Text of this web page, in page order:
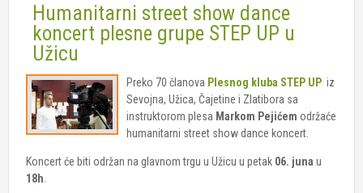
Volonteri
Foto
Kontakt
Humanitarni street show dance
koncert plesne grupe STEP UP u
Užicu
Preko 70 članova Plesnog kluba STEP UP iz
Sevojna, Užica, Čajetine i Zlatibora sa
instruktorom plesa Markom Pejićem održaće
humanitarni street show dance koncert.
Koncert će biti održan na glavnom trgu u Užicu u petak 06. juna u
18h.